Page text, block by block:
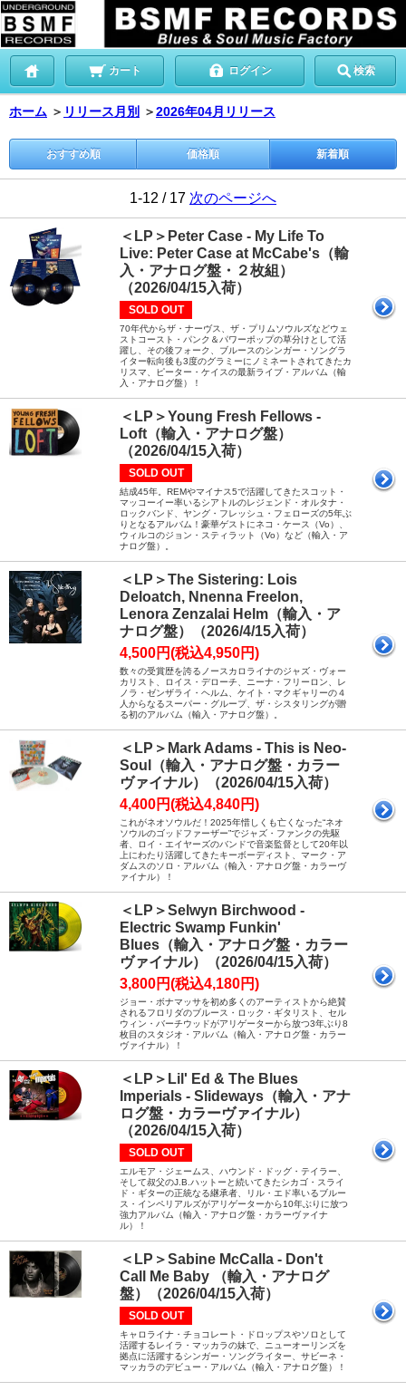
カート ログイン 検索
ホーム ＞ リリース月別 ＞2026年04月リリース
おすすめ順 価格順 新着順
1-12 / 17 次のページへ
＜LP＞Peter Case - My Life To
Live: Peter Case at McCabe's（輸
入・アナログ盤・２枚組）
（2026/04/15入荷）
SOLD OUT
70年代からザ・ナーヴス、ザ・プリムソウルズなどウェ
ストコースト・パンク＆パワーポップの草分けとして活
躍し、その後フォーク、ブルースのシンガー・ソングラ
イター転向後も3度のグラミーにノミネートされてきたカ
リスマ、ピーター・ケイスの最新ライブ・アルバム（輸
入・アナログ盤）！
＜LP＞Young Fresh Fellows -
Loft（輸入・アナログ盤）
（2026/04/15入荷）
SOLD OUT
結成45年。REMやマイナス5で活躍してきたスコット・
マッコーイー率いるシアトルのレジェンド・オルタナ・
ロックバンド、ヤング・フレッシュ・フェローズの5年ぶ
りとなるアルバム！豪華ゲストにネコ・ケース（Vo）、
ウィルコのジョン・スティラット（Vo）など（輸入・ア
ナログ盤）。
＜LP＞The Sistering: Lois
Deloatch, Nnenna Freelon,
Lenora Zenzalai Helm（輸入・ア
ナログ盤）（2026/4/15入荷）
4,500円(税込4,950円)
数々の受賞歴を誇るノースカロライナのジャズ・ヴォー
カリスト、ロイス・デローチ、ニーナ・フリーロン、レ
ノラ・ゼンザライ・ヘルム、ケイト・マクギャリーの４
人からなるスーパー・グループ、ザ・シスタリングが贈
る初のアルバム（輸入・アナログ盤）。
＜LP＞Mark Adams - This is Neo-
Soul（輸入・アナログ盤・カラー
ヴァイナル）（2026/04/15入荷）
4,400円(税込4,840円)
これがネオソウルだ！2025年惜しくも亡くなった“ネオ
ソウルのゴッドファーザー”でジャズ・ファンクの先駆
者、ロイ・エイヤーズのバンドで音楽監督として20年以
上にわたり活躍してきたキーボーディスト、マーク・ア
ダムスのソロ・アルバム（輸入・アナログ盤・カラーヴ
ァイナル）！
＜LP＞Selwyn Birchwood -
Electric Swamp Funkin'
Blues（輸入・アナログ盤・カラー
ヴァイナル）（2026/04/15入荷）
3,800円(税込4,180円)
ジョー・ボナマッサを初め多くのアーティストから絶賛
されるフロリダのブルース・ロック・ギタリスト、セル
ウィン・バーチウッドがアリゲーターから放つ3年ぶり8
枚目のスタジオ・アルバム（輸入・アナログ盤・カラー
ヴァイナル）！
＜LP＞Lil' Ed & The Blues
Imperials - Slideways（輸入・アナ
ログ盤・カラーヴァイナル）
（2026/04/15入荷）
SOLD OUT
エルモア・ジェームス、ハウンド・ドッグ・テイラー、
そして叔父のJ.B.ハットーと続いてきたシカゴ・スライ
ド・ギターの正統なる継承者、リル・エド率いるブルー
ス・インペリアルズがアリゲーターから10年ぶりに放つ
強力アルバム（輸入・アナログ盤・カラーヴァイナ
ル）！
＜LP＞Sabine McCalla - Don't
Call Me Baby （輸入・アナログ
盤）（2026/04/15入荷）
SOLD OUT
キャロライナ・チョコレート・ドロップスやソロとして
活躍するレイラ・マッカラの妹で、ニューオーリンズを
拠点に活躍するシンガー・ソングライター、サビーネ・
マッカラのデビュー・アルバム（輸入・アナログ盤）！